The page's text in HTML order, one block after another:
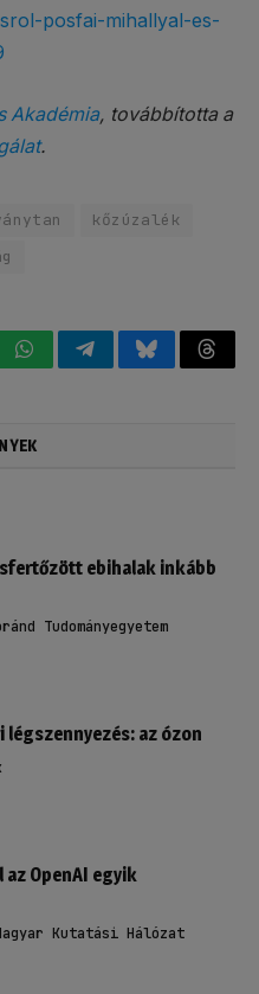
posfai-mihallyal-es-
Akadémia, továbbította a
.
kőzúzalék
WhatsAppTelegramBluesky
ebihalak inkább
Tudományegyetem
légszennyezés: az ózon
OpenAI egyik
Magyar Kutatási Hálózat